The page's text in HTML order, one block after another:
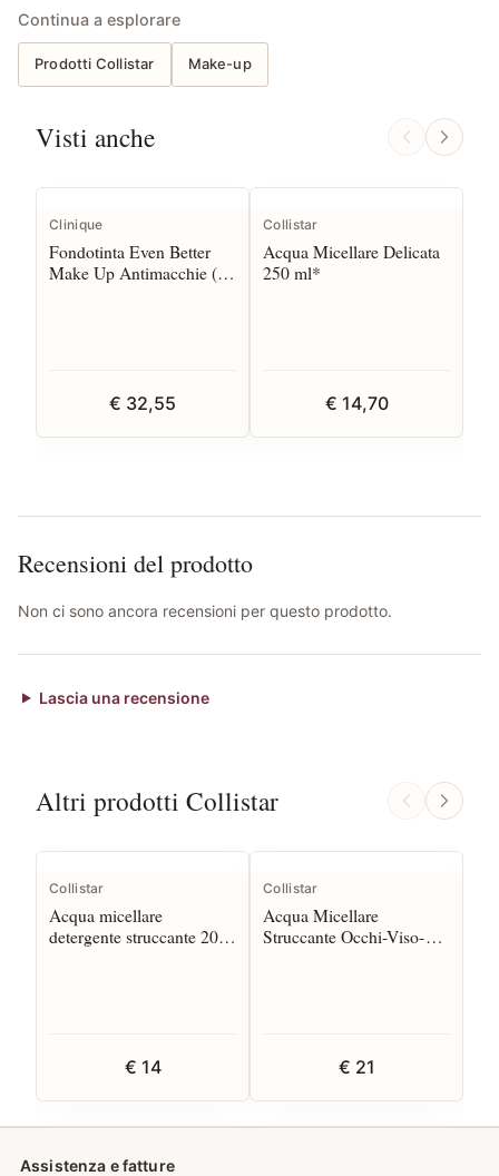
Continua a esplorare
Prodotti Collistar Make-up
Visti anche
Clinique
Fondotinta Even Better
Make Up Antimacchie (2-
€ 32,55
Collistar
Acqua Micellare Delicata
250 ml*
€ 14,70
Recensioni del prodotto
Non ci sono ancora recensioni per questo prodotto.
Lascia una recensione
Altri prodotti Collistar
Collistar
Acqua micellare
detergente struccante 200
€ 14
Collistar
Acqua Micellare
Struccante Occhi-Viso-
€ 21
Assistenza e fatture